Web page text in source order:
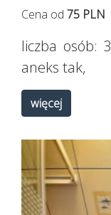
Cena od 75 PLN
liczba osób: 3
aneks tak,
więcej